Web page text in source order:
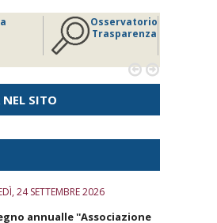
Osservatorio
Trasparenza
 
NEL SITO
24 SETTEMBRE 2026
annualle ''Associazione